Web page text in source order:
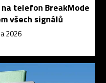
telefon BreakMode
všech signálů
2026